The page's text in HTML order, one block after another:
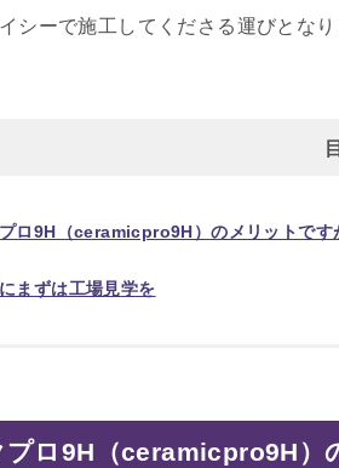
シーで施工してくださる運びとなり
ロ9H（ceramicpro9H）のメリットです
まずは工場見学を
プロ9H（ceramicpro9H）